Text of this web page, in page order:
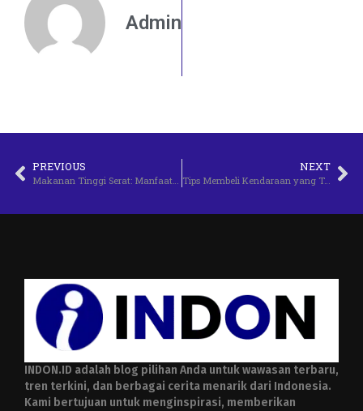
Admin
PREVIOUS
Makanan Tinggi Serat: Manfaat dan Contohnya
NEXT
Tips Membeli Kendaraan yang Tepat
INDON.ID adalah blog pilihan Anda untuk wawasan terbaru,
tren terkini, dan berbagai cerita menarik dari Indonesia.
Kami bertujuan untuk menginspirasi, memberikan